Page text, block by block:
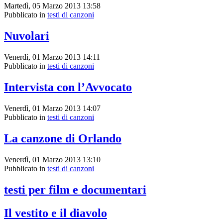
Martedì, 05 Marzo 2013 13:58
Pubblicato in testi di canzoni
Nuvolari
Venerdì, 01 Marzo 2013 14:11
Pubblicato in testi di canzoni
Intervista con l’Avvocato
Venerdì, 01 Marzo 2013 14:07
Pubblicato in testi di canzoni
La canzone di Orlando
Venerdì, 01 Marzo 2013 13:10
Pubblicato in testi di canzoni
testi per film e documentari
Il vestito e il diavolo